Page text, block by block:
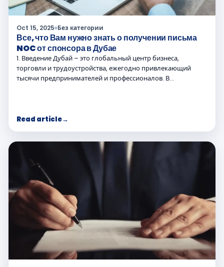
Oct 15, 2025 Без категории
Все, что Вам нужно знать о получении письма
NOC от спонсора в Дубае
1. Введение Дубай – это глобальный центр бизнеса,
торговли и трудоустройства, ежегодно привлекающий
тысячи предпринимателей и профессионалов. В…
Read article→